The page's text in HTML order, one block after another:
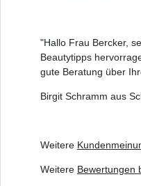
"Hallo Frau Bercker,
Beautytipps
gute Beratung über
Birgit Schramm aus
Weitere
Weitere Bewertungen